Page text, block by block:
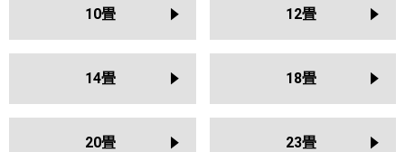
MSZ-HXV2526
MSZ-GV2526
MSZ-JXV2526 MSZ-ZXV2526
RAS-ZJ2526S
RAS-XJ2526S
S25ZTCXS
S25ZTFXS
S25ZTVXS S25ZTMXS
S25ZTRXS
東芝 RAS-2514T RAS-N251X RAS-
N251DX
RAS-N251DZ RAS-
10畳 12畳
14畳 18畳
20畳 23畳